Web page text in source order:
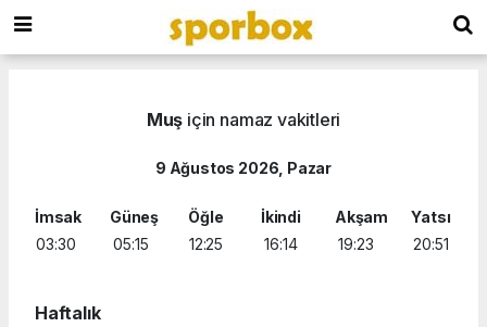
Muş için namaz vakitleri
9 Ağustos 2026, Pazar
İmsak
03:30
Güneş
05:15
Öğle
12:25
İkindi
16:14
Akşam
19:23
Yatsı
20:51
Haftalık